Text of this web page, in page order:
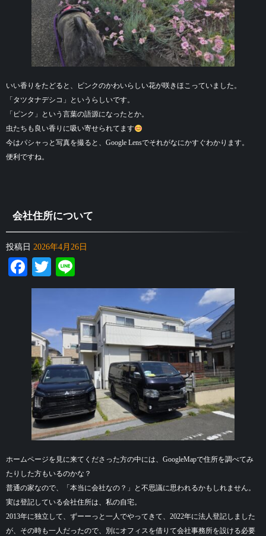
いい香りをたどると、ピンクのかわいらしい花が咲きほこっていました。
「タツタナデシコ」というらしいです。
「ピンク」という言葉の語源になったとか。
虫たちも良い香りに吸い寄せられてます
今はパシャっと写真を撮ると、Google Lensでそれがなにかすぐわかります。
便利ですね。
会社住所について
投稿日 2026年4月26日
Facebook
Twitter
ホームページを見に来てくださった方の中には、GoogleMapで住所を調べてみ
たりした方もいるのかな？
普通の家なので、「本当に会社なの？」と不思議に思われるかもしれません。
実は登記している会社住所は、私の自宅。
2013年に独立して、ずーーっと一人でやってきて、2022年に法人登記しました
が、その時も一人だったので、別にオフィスを借りて会社事務所を設ける必要